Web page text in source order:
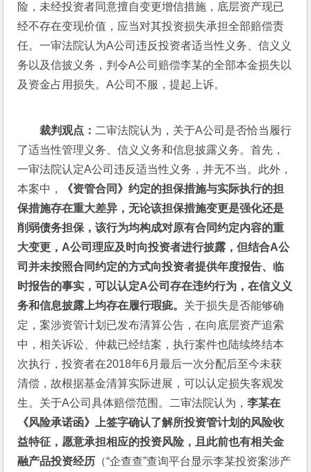
险，未经投资者同意擅自变更增信措施，底层资产现已
经不存在变现价值，应当对其投资损失承担全部赔偿责
任。一审法院认为A公司违反投资者适当性义务、信义义
务以及信披义务，判令A公司赔偿李某的全部本金损失以
及资金占用损失。A公司不服，提起上诉。
裁判观点： 二审法院认为，关于A公司是否恰当履行
了适当性管理义务、信义义务和信息披露义务。首先，
一审法院认定A公司违反适当性义务，并无不当。此外，
本案中，
《资管合同》约定的担保措施与实际执行的担
保措施存在重大差异，无论该担保措施变更是强化还是
削弱债务担保，该行为均构成对原有合同约定内容的重
大变更，A公司理应及时向投资者进行披露，但结合A公
司并未按照合同约定的方式向投资者提供年度报告、临
时报告的事实，可以认定A公司存在违约行为，在信义义
务和信息披露上均存在履行瑕疵。 关于损失是否能够确
定，案涉资管计划已发布清算公告，在向底层资产追索
中，相关诉讼、仲裁已经结案，执行案件也陆续终结本
次执行，投资者在2018年6月最后一次分配后至今未获
清偿，故根据基金清算实际进展，可以认定损失客观发
生。关于A公司具体赔偿范围。二审法院认为，李某在
《风险承诺函》上签字确认了解所投资管计划的风险收
益特征，愿意承担相应的投资风险，且此前也有相关金
融产品投资经历 （“企查查”查询平台显示李某投资案涉产